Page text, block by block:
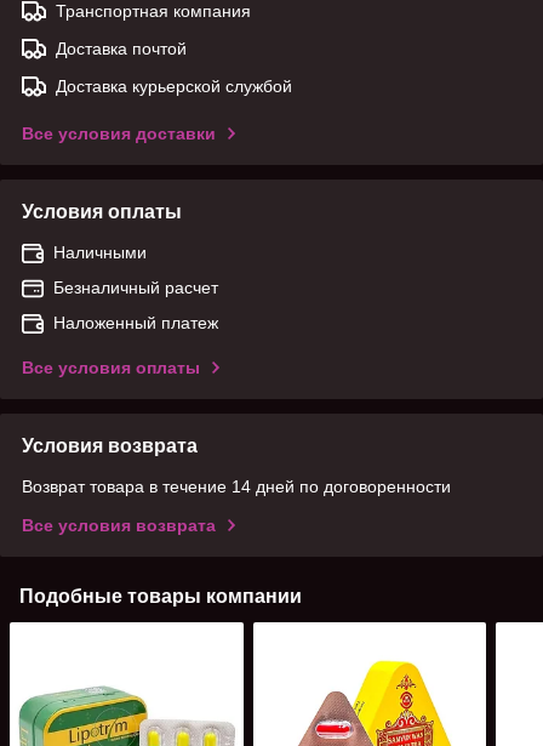
Транспортная компания
Доставка почтой
Доставка курьерской службой
Все условия доставки
Условия оплаты
Наличными
Безналичный расчет
Наложенный платеж
Все условия оплаты
Условия возврата
Возврат товара в течение 14 дней по договоренности
Все условия возврата
Подобные товары компании